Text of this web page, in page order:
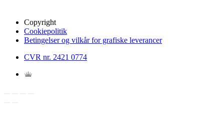
Copyright
Cookiepolitik
Betingelser og vilkår for grafiske leverancer
CVR nr. 2421 0774